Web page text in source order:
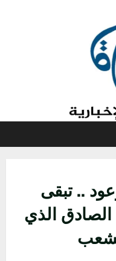
.. تبقى
الذي